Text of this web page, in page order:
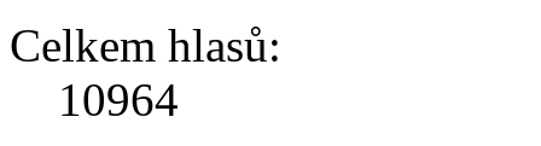
Celkem hlasů:
10964